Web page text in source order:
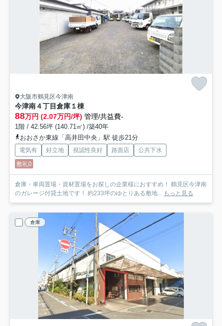
大阪市鶴見区今津南
今津南４丁目倉庫１棟
88万円 (2.07万円/坪) 管理/共益費-
1階 / 42.56坪 (140.71㎡) /築40年
おおさか東線「高井田中央」駅 徒歩21分
電気有 好立地 視認性良好 路面店
公共下水
敷礼0
倉庫・車両置場・資材置場をお探しの企業様におすすめ！ 鶴見区今津南
のガレージ付貸土地です！ 約233坪のゆとりある敷地... もっと見る
倉庫